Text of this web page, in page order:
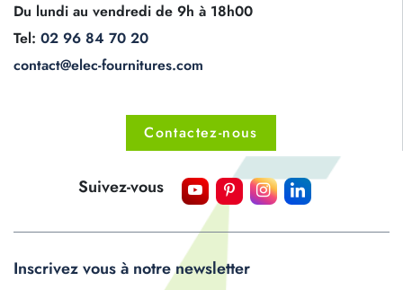
Du lundi au vendredi de 9h à 18h00
Tel: 02 96 84 70 20
contact@elec-fournitures.com
Contactez-nous
Suivez-vous
Inscrivez vous à notre newsletter